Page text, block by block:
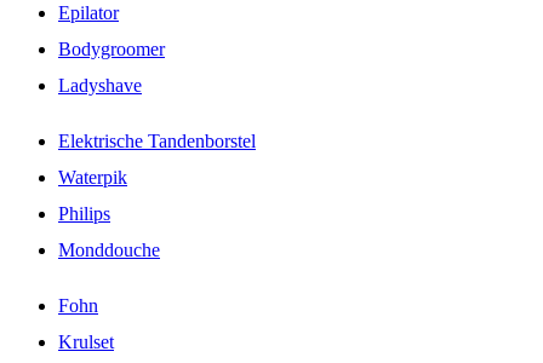
Epilator
Bodygroomer
Ladyshave
Elektrische Tandenborstel
Waterpik
Philips
Monddouche
Fohn
Krulset